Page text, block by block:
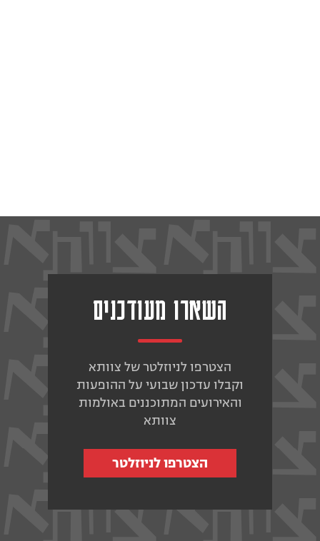
השארו מעודכנים
הצטרפו לניוזלטר של צוותא
וקבלו עדכון שבועי על ההופעות
והאירועים המתוכננים באולמות
צוותא
הצטרפו לניוזלטר